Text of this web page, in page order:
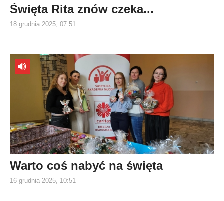
Święta Rita znów czeka...
18 grudnia 2025, 07:51
Warto coś nabyć na święta
16 grudnia 2025, 10:51